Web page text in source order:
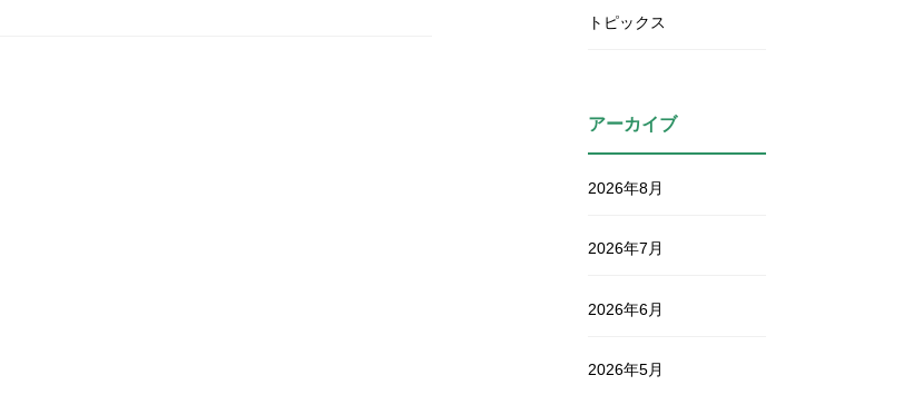
トピックス
アーカイブ
2026年8月
2026年7月
2026年6月
2026年5月